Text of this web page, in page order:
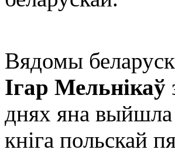
Вядомы
Ігар Мельнікаў
днях яна выйшла
кніга польскай